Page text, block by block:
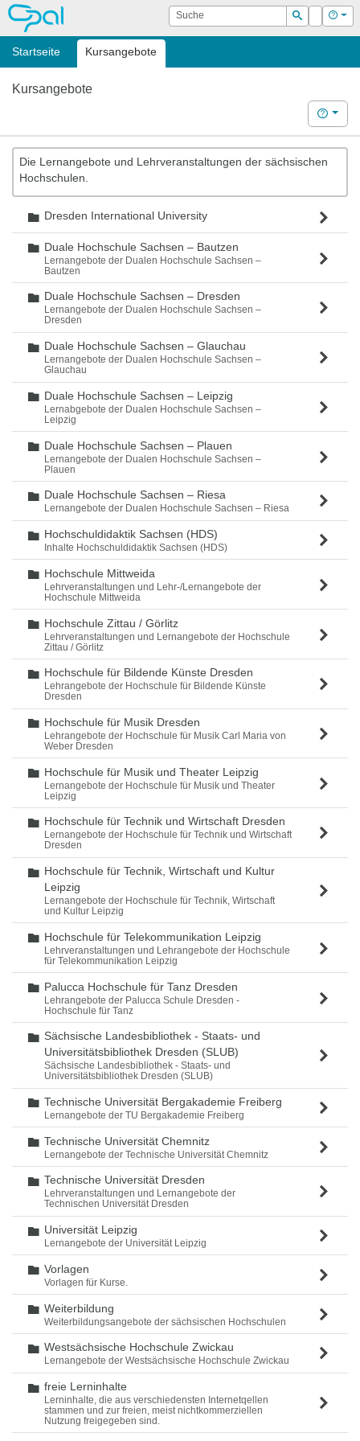
OPAL Suche
Suchen
Login Hilfe
Startseite Kursangebote
Kursangebote
Hilfe
Die Lernangebote und Lehrveranstaltungen der sächsischen
Hochschulen.
Ordner
Dresden International University
Ordner
Duale Hochschule Sachsen – Bautzen
Lernangebote der Dualen Hochschule Sachsen –
Bautzen
Ordner
Duale Hochschule Sachsen – Dresden
Lernangebote der Dualen Hochschule Sachsen –
Dresden
Ordner
Duale Hochschule Sachsen – Glauchau
Lernangebote der Dualen Hochschule Sachsen –
Glauchau
Ordner
Duale Hochschule Sachsen – Leipzig
Lernabgebote der Dualen Hochschule Sachsen –
Leipzig
Ordner
Duale Hochschule Sachsen – Plauen
Lernangebote der Dualen Hochschule Sachsen –
Plauen
Ordner
Duale Hochschule Sachsen – Riesa
Lernangebote der Dualen Hochschule Sachsen – Riesa
Ordner
Hochschuldidaktik Sachsen (HDS)
Inhalte Hochschuldidaktik Sachsen (HDS)
Ordner
Hochschule Mittweida
Lehrveranstaltungen und Lehr-/Lernangebote der
Hochschule Mittweida
Ordner
Hochschule Zittau / Görlitz
Lehrveranstaltungen und Lernangebote der Hochschule
Zittau / Görlitz
Ordner
Hochschule für Bildende Künste Dresden
Lehrangebote der Hochschule für Bildende Künste
Dresden
Ordner
Hochschule für Musik Dresden
Lehrangebote der Hochschule für Musik Carl Maria von
Weber Dresden
Ordner
Hochschule für Musik und Theater Leipzig
Lernangebote der Hochschule für Musik und Theater
Leipzig
Ordner
Hochschule für Technik und Wirtschaft Dresden
Lernangebote der Hochschule für Technik und Wirtschaft
Dresden
Ordner
Hochschule für Technik, Wirtschaft und Kultur
Leipzig
Lernangebote der Hochschule für Technik, Wirtschaft
und Kultur Leipzig
Ordner
Hochschule für Telekommunikation Leipzig
Lehrveranstaltungen und Lehrangebote der Hochschule
für Telekommunikation Leipzig
Ordner
Palucca Hochschule für Tanz Dresden
Lehrangebote der Palucca Schule Dresden -
Hochschule für Tanz
Ordner
Sächsische Landesbibliothek - Staats- und
Universitätsbibliothek Dresden (SLUB)
Sächsische Landesbibliothek - Staats- und
Universitätsbibliothek Dresden (SLUB)
Ordner
Technische Universität Bergakademie Freiberg
Lernangebote der TU Bergakademie Freiberg
Ordner
Technische Universität Chemnitz
Lernangebote der Technische Universität Chemnitz
Ordner
Technische Universität Dresden
Lehrveranstaltungen und Lernangebote der
Technischen Universität Dresden
Ordner
Universität Leipzig
Lernangebote der Universität Leipzig
Ordner
Vorlagen
Vorlagen für Kurse.
Ordner
Weiterbildung
Weiterbildungsangebote der sächsischen Hochschulen
Ordner
Westsächsische Hochschule Zwickau
Lernangebote der Westsächsische Hochschule Zwickau
Ordner
freie Lerninhalte
Lerninhalte, die aus verschiedensten Internetqellen
stammen und zur freien, meist nichtkommerziellen
Nutzung freigegeben sind.